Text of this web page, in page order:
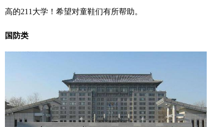
高的211大学！希望对童鞋们有所帮助。
国防类